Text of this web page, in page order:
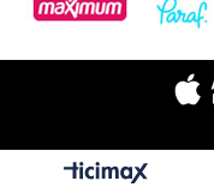
Siyah
Sezon